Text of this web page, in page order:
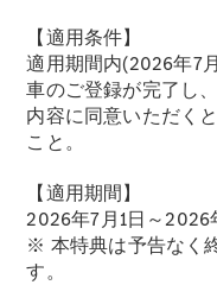
【適用条件】
適用期間内(2026年7
車のご登録が完了し
内容に同意いただく
こと。
【適用期間】
2026年7月1日～2026
※ 本特典は予告なく
す。